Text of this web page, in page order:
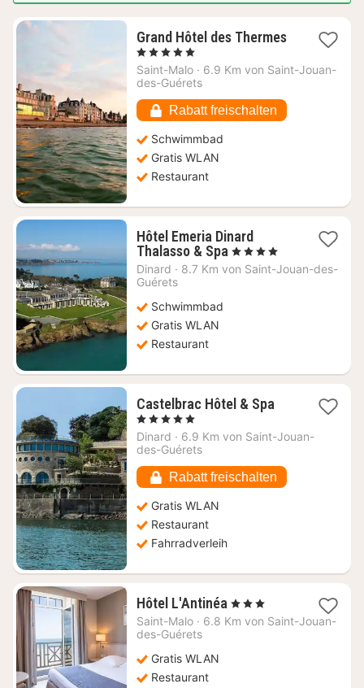
Grand Hôtel des Thermes
1
Nacht
ab
€
, 5 Sterne
Saint-Malo · 6.9 Km von Saint-Jouan-
des-Guérets
Rabatt freischalten
Schwimmbad
Gratis WLAN
Restaurant
Hôtel Emeria Dinard
Thalasso & Spa 1
Nacht
, 4 Sterne
Dinard · 8.7 Km von Saint-Jouan-des-
Guérets
Schwimmbad
Gratis WLAN
Restaurant
Castelbrac Hôtel & Spa1
ab
, 5 Sterne
Dinard · 6.9 Km von Saint-Jouan-
des-Guérets
Rabatt freischalten
Gratis WLAN
Restaurant
Fahrradverleih
Hôtel L'Antinéa 1
Nacht
, 3 Sterne
Saint-Malo · 6.8 Km von Saint-Jouan-
des-Guérets
Gratis WLAN
Restaurant